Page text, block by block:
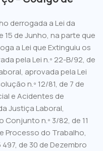
derrogada a Lei da
15 de Junho, na parte que
a Lei que Extinguiu os
pela Lei n.º 22-B/92, de
aprovada pela Lei
n.º 12/81, de 7 de
e Acidentes de
Justiça Laboral,
n.º 3/82, de 11
Processo do Trabalho,
de 30 de Dezembro